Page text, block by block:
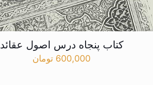
کتاب پنجاه درس اصول عقائد
600,000 تومان